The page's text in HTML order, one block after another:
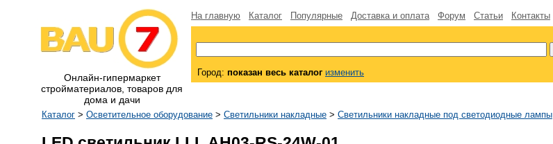
Онлайн-гипермаркет
стройматериалов, товаров для
дома и дачи
На главную Каталог Популярные Доставка и оплата Форум Статьи Контакты
Город: показан весь каталог изменить
Каталог > Осветительное оборудование > Светильники накладные > Светильники накладные под светодиодные лампы